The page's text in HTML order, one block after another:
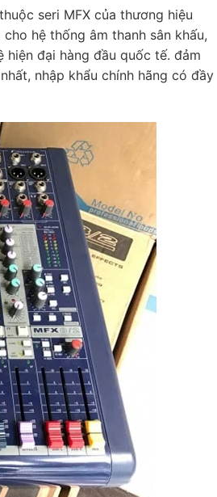
thuộc seri MFX của thương hiệu
hệ thống âm thanh sân khấu,
đại hàng đầu quốc tế. đảm
nhập khẩu chính hãng có đầy